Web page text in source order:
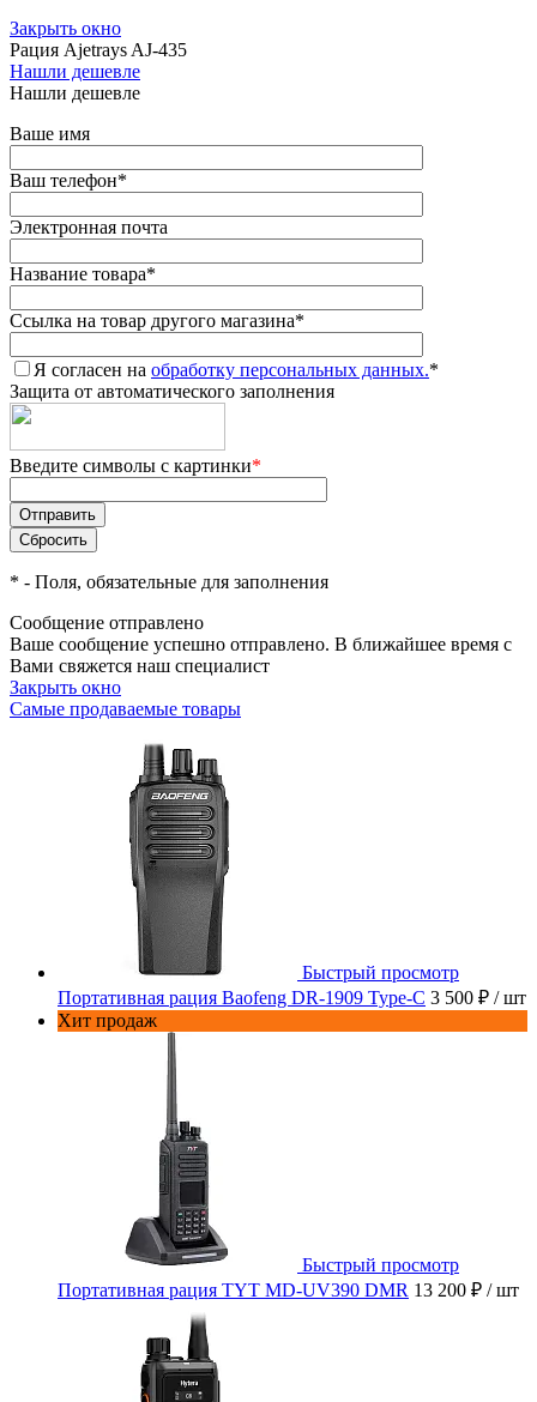
Закрыть окно
Рация Ajetrays AJ-435
Нашли дешевле
Нашли дешевле
Ваше имя
Ваш телефон*
Электронная почта
Название товара*
Ссылка на товар другого магазина*
Я согласен на обработку персональных данных.*
Защита от автоматического заполнения
Введите символы с картинки*
* - Поля, обязательные для заполнения
Сообщение отправлено
Ваше сообщение успешно отправлено. В ближайшее время с
Вами свяжется наш специалист
Закрыть окно
Самые продаваемые товары
Быстрый просмотр
Портативная рация Baofeng DR-1909 Type-C 3 500 ₽ / шт
Хит продаж
Быстрый просмотр
Портативная рация TYT MD-UV390 DMR 13 200 ₽ / шт